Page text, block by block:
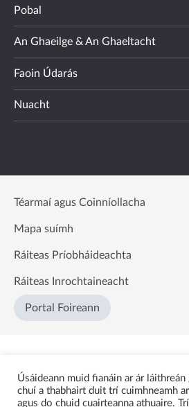
Pobal
An Ghaeilge & An Ghaeltacht
Faoin Údarás
Nuacht
Téarmaí agus Coinníollacha
Mapa suímh
Ráiteas Príobháideachta
Ráiteas Inrochtaineacht
Portal Foireann
Úsáideann muid fianáin ar ár
chuí a thabhairt duit trí cuimhneamh
agus do chuid cuairteanna athuaire.